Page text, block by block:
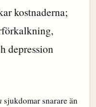
kostnaderna;
depression
sjukdomar snarare än